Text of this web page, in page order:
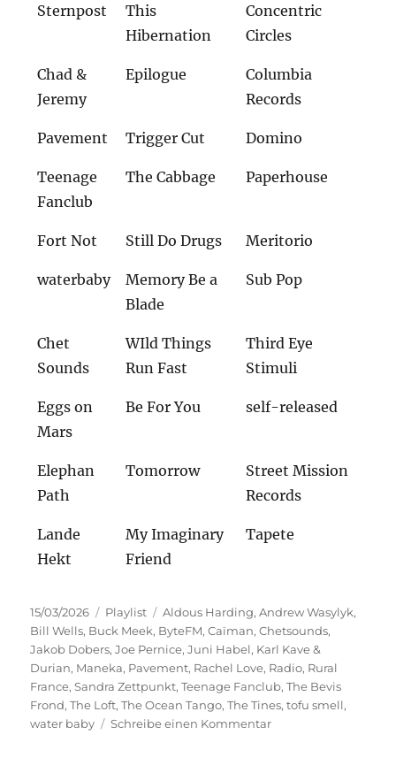
Sternpost
This
Hibernation
Concentric
Circles
Chad &
Jeremy
Epilogue
Columbia
Records
Pavement Trigger Cut Domino
Teenage
Fanclub
The Cabbage Paperhouse
Fort Not Still Do Drugs Meritorio
waterbaby
Memory Be a
Blade
Sub Pop
Chet
Sounds
WIld Things
Run Fast
Third Eye
Stimuli
Eggs on
Mars
Be For You self-released
Elephan
Path
Tomorrow
Street Mission
Records
Lande
Hekt
My Imaginary
Friend
Tapete
Veröffentlicht
am
15/03/2026 Kategorien
Playlist Schlagwörter
Aldous Harding,Andrew Wasylyk,
Bill Wells, Buck Meek, ByteFM,Caïman,Chetsounds,
Jakob Dobers,Joe Pernice,Juni Habel, Karl Kave &
Durian, Maneka, Pavement, Rachel Love, Radio, Rural
France,Sandra Zettpunkt,Teenage Fanclub,The Bevis
Frond,The Loft,The Ocean Tango,The Tines,tofu smell,
water baby
Schreibe einen Kommentarzu